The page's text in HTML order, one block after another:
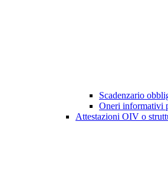
Scadenzario
Oneri informativi
Attestazioni OIV o